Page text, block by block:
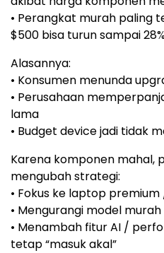
• Perangkat murah paling
$500 bisa turun sampai
Alasannya:
• Konsumen menunda
• Perusahaan
lama
• Budget device jadi tidak
Karena komponen mahal,
mengubah strategi:
• Fokus ke laptop
• Mengurangi model murah
• Menambah fitur AI /
tetap “masuk akal”